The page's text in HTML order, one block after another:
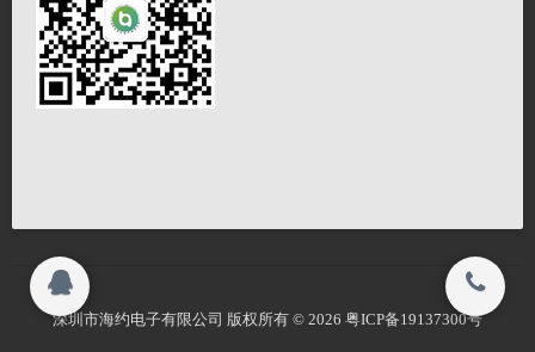
© 2023
深圳市海约电子有限公司 All rights reserved.
深圳市海约电子有限公司 版权所有 © 2026 粤ICP备19137300号